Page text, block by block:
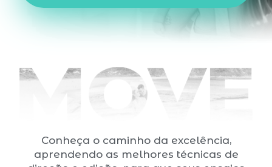
Conheça o caminho da excelência,
aprendendo as melhores técnicas de